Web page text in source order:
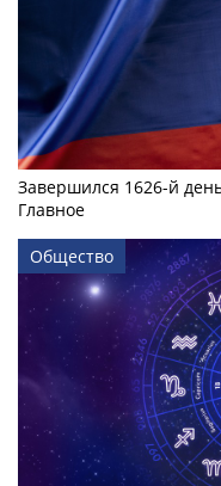
Завершился 1626-й
Главное
Общество